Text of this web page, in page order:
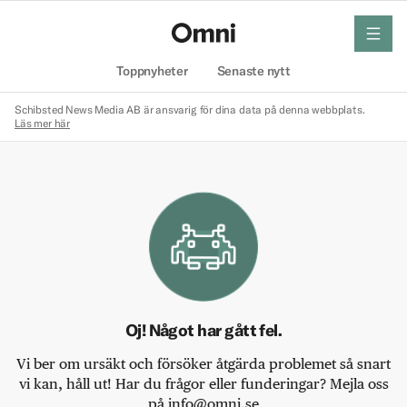
Toppnyheter Senaste nytt
meny
Schibsted News Media AB är ansvarig för dina data på denna webbplats.
Läs mer här
Oj! Något har gått fel.
Vi ber om ursäkt och försöker åtgärda problemet så snart
vi kan, håll ut! Har du frågor eller funderingar? Mejla oss